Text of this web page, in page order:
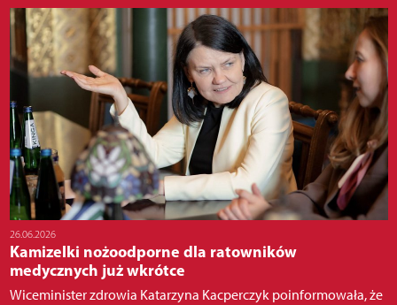
26.06.2026
Kamizelki nożoodporne dla ratowników
medycznych już wkrótce
Wiceminister zdrowia Katarzyna Kacperczyk poinformowała, że